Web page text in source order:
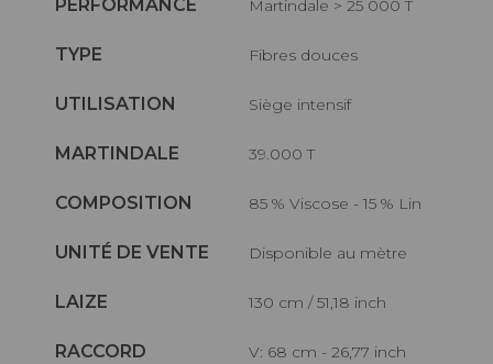
PERFORMANCE Martindale > 25 000 T
TYPE Fibres douces
UTILISATION Siège intensif
MARTINDALE 39.000 T
COMPOSITION 85 % Viscose - 15 % Lin
UNITÉ DE VENTE Disponible au mètre
LAIZE 130 cm / 51,18 inch
RACCORD V: 68 cm - 26,77 inch